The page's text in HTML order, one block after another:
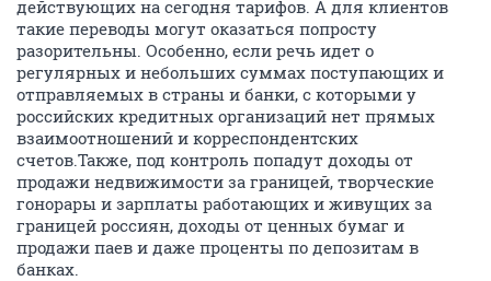
действующих на сегодня тарифов. А для клиентов
такие переводы могут оказаться попросту
разорительны. Особенно, если речь идет о
регулярных и небольших суммах поступающих и
отправляемых в страны и банки, с которыми у
российских кредитных организаций нет прямых
взаимоотношений и корреспондентских
счетов.Также, под контроль попадут доходы от
продажи недвижимости за границей, творческие
гонорары и зарплаты работающих и живущих за
границей россиян, доходы от ценных бумаг и
продажи паев и даже проценты по депозитам в
банках.